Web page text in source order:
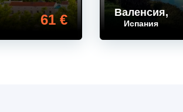
61 € Валенсия,
Испания